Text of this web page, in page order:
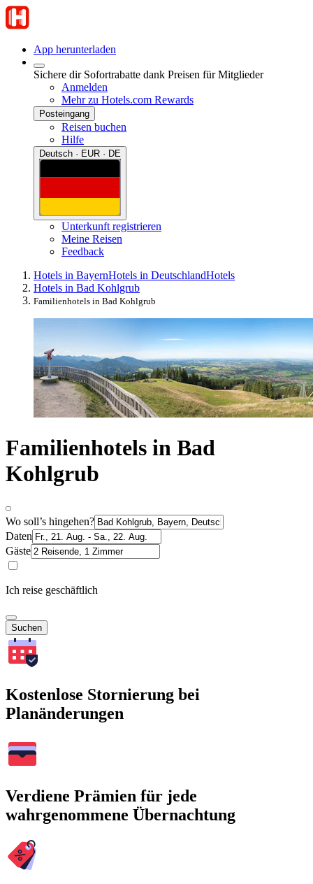
App herunterladen
Sichere dir Sofortrabatte dank Preisen für Mitglieder
Anmelden
Mehr zu Hotels.com Rewards
Posteingang
Reisen buchen
Hilfe
Deutsch · EUR · DE
Unterkunft registrieren
Meine Reisen
Feedback
Hotels in BayernHotels in DeutschlandHotels
Hotels in Bad Kohlgrub
Familienhotels in Bad Kohlgrub
Familienhotels in Bad
Kohlgrub
Wo soll’s hingehen?
Daten
Gäste
Ich reise geschäftlich
Suchen
Kostenlose Stornierung bei
Planänderungen
Verdiene Prämien für jede
wahrgenommene Übernachtung